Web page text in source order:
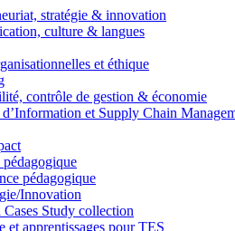
stratégie & innovation
culture & langues
et éthique
contrôle de gestion & économie
d’Information et Supply Chain
pédagogique
pédagogique
Innovation
Study collection
et apprentissages pour TES